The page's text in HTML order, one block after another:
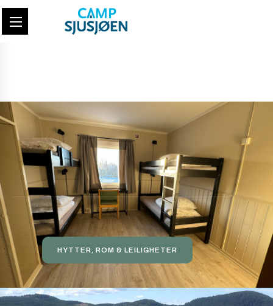
Overnatting
HYTTER, ROM & LEILIGHETER